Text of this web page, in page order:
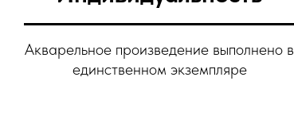
Акварельное произведение выполнено в
единственном экземпляре